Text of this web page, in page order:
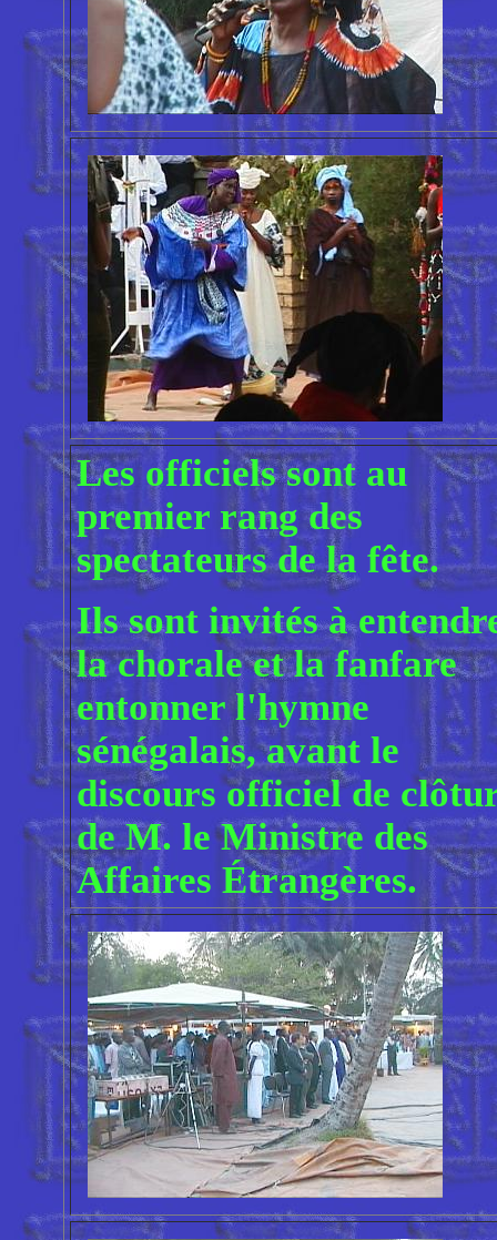
Les officiels sont au
premier rang des
spectateurs de la fête.
Ils sont invités à
la chorale et la fanfare
entonner l'hymne
sénégalais, avant le
discours officiel de
de M. le Ministre des
Affaires Étrangères.